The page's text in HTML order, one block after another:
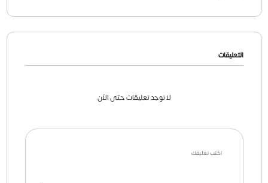
التعليقات
لا توجد تعليقات حتى الآن